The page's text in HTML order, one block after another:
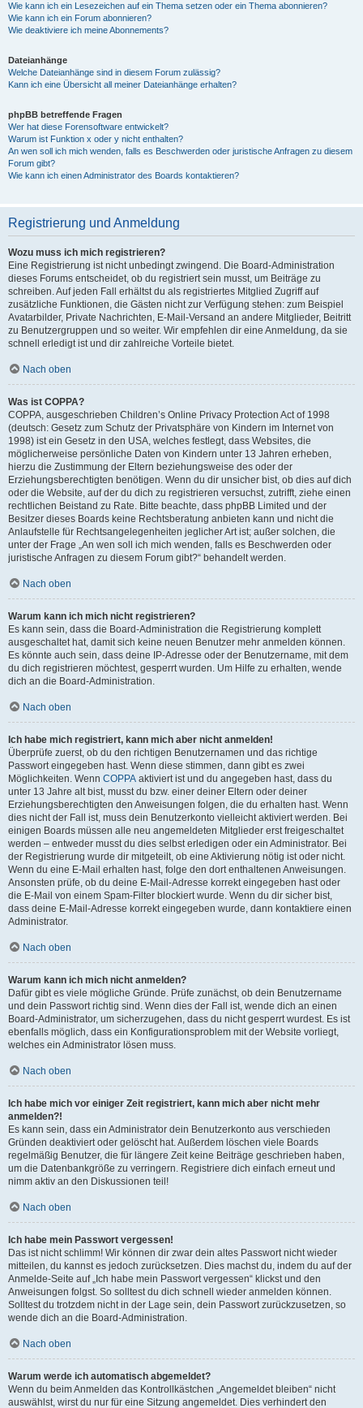
Wie kann ich ein Lesezeichen auf ein Thema setzen oder ein Thema abonnieren?
Wie kann ich ein Forum abonnieren?
Wie deaktiviere ich meine Abonnements?
Dateianhänge
Welche Dateianhänge sind in diesem Forum zulässig?
Kann ich eine Übersicht all meiner Dateianhänge erhalten?
phpBB betreffende Fragen
Wer hat diese Forensoftware entwickelt?
Warum ist Funktion x oder y nicht enthalten?
An wen soll ich mich wenden, falls es Beschwerden oder juristische Anfragen zu diesem
Forum gibt?
Wie kann ich einen Administrator des Boards kontaktieren?
Registrierung und Anmeldung
Wozu muss ich mich registrieren?
Eine Registrierung ist nicht unbedingt zwingend. Die Board-Administration
dieses Forums entscheidet, ob du registriert sein musst, um Beiträge zu
schreiben. Auf jeden Fall erhältst du als registriertes Mitglied Zugriff auf
zusätzliche Funktionen, die Gästen nicht zur Verfügung stehen: zum Beispiel
Avatarbilder, Private Nachrichten, E-Mail-Versand an andere Mitglieder, Beitritt
zu Benutzergruppen und so weiter. Wir empfehlen dir eine Anmeldung, da sie
schnell erledigt ist und dir zahlreiche Vorteile bietet.
Nach oben
Was ist COPPA?
COPPA, ausgeschrieben Children’s Online Privacy Protection Act of 1998
(deutsch: Gesetz zum Schutz der Privatsphäre von Kindern im Internet von
1998) ist ein Gesetz in den USA, welches festlegt, dass Websites, die
möglicherweise persönliche Daten von Kindern unter 13 Jahren erheben,
hierzu die Zustimmung der Eltern beziehungsweise des oder der
Erziehungsberechtigten benötigen. Wenn du dir unsicher bist, ob dies auf dich
oder die Website, auf der du dich zu registrieren versuchst, zutrifft, ziehe einen
rechtlichen Beistand zu Rate. Bitte beachte, dass phpBB Limited und der
Besitzer dieses Boards keine Rechtsberatung anbieten kann und nicht die
Anlaufstelle für Rechtsangelegenheiten jeglicher Art ist; außer solchen, die
unter der Frage „An wen soll ich mich wenden, falls es Beschwerden oder
juristische Anfragen zu diesem Forum gibt?“ behandelt werden.
Nach oben
Warum kann ich mich nicht registrieren?
Es kann sein, dass die Board-Administration die Registrierung komplett
ausgeschaltet hat, damit sich keine neuen Benutzer mehr anmelden können.
Es könnte auch sein, dass deine IP-Adresse oder der Benutzername, mit dem
du dich registrieren möchtest, gesperrt wurden. Um Hilfe zu erhalten, wende
dich an die Board-Administration.
Nach oben
Ich habe mich registriert, kann mich aber nicht anmelden!
Überprüfe zuerst, ob du den richtigen Benutzernamen und das richtige
Passwort eingegeben hast. Wenn diese stimmen, dann gibt es zwei
Möglichkeiten. Wenn COPPA aktiviert ist und du angegeben hast, dass du
unter 13 Jahre alt bist, musst du bzw. einer deiner Eltern oder deiner
Erziehungsberechtigten den Anweisungen folgen, die du erhalten hast. Wenn
dies nicht der Fall ist, muss dein Benutzerkonto vielleicht aktiviert werden. Bei
einigen Boards müssen alle neu angemeldeten Mitglieder erst freigeschaltet
werden – entweder musst du dies selbst erledigen oder ein Administrator. Bei
der Registrierung wurde dir mitgeteilt, ob eine Aktivierung nötig ist oder nicht.
Wenn du eine E-Mail erhalten hast, folge den dort enthaltenen Anweisungen.
Ansonsten prüfe, ob du deine E-Mail-Adresse korrekt eingegeben hast oder
die E-Mail von einem Spam-Filter blockiert wurde. Wenn du dir sicher bist,
dass deine E-Mail-Adresse korrekt eingegeben wurde, dann kontaktiere einen
Administrator.
Nach oben
Warum kann ich mich nicht anmelden?
Dafür gibt es viele mögliche Gründe. Prüfe zunächst, ob dein Benutzername
und dein Passwort richtig sind. Wenn dies der Fall ist, wende dich an einen
Board-Administrator, um sicherzugehen, dass du nicht gesperrt wurdest. Es ist
ebenfalls möglich, dass ein Konfigurationsproblem mit der Website vorliegt,
welches ein Administrator lösen muss.
Nach oben
Ich habe mich vor einiger Zeit registriert, kann mich aber nicht mehr
anmelden?!
Es kann sein, dass ein Administrator dein Benutzerkonto aus verschieden
Gründen deaktiviert oder gelöscht hat. Außerdem löschen viele Boards
regelmäßig Benutzer, die für längere Zeit keine Beiträge geschrieben haben,
um die Datenbankgröße zu verringern. Registriere dich einfach erneut und
nimm aktiv an den Diskussionen teil!
Nach oben
Ich habe mein Passwort vergessen!
Das ist nicht schlimm! Wir können dir zwar dein altes Passwort nicht wieder
mitteilen, du kannst es jedoch zurücksetzen. Dies machst du, indem du auf der
Anmelde-Seite auf „Ich habe mein Passwort vergessen“ klickst und den
Anweisungen folgst. So solltest du dich schnell wieder anmelden können.
Solltest du trotzdem nicht in der Lage sein, dein Passwort zurückzusetzen, so
wende dich an die Board-Administration.
Nach oben
Warum werde ich automatisch abgemeldet?
Wenn du beim Anmelden das Kontrollkästchen „Angemeldet bleiben“ nicht
auswählst, wirst du nur für eine Sitzung angemeldet. Dies verhindert den